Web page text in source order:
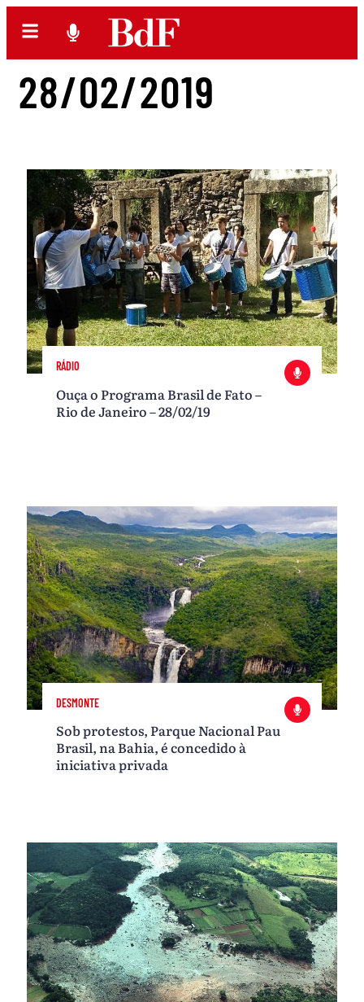
28/02/2019
RÁDIO
Ouça o Programa Brasil de Fato –
Rio de Janeiro – 28/02/19
DESMONTE
Sob protestos, Parque Nacional Pau
Brasil, na Bahia, é concedido à
iniciativa privada